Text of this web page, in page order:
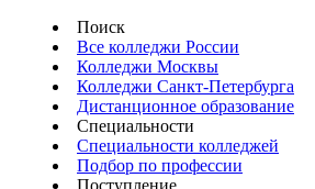
Поиск
Все колледжи России
Колледжи Москвы
Колледжи Санкт-Петербурга
Дистанционное образование
Специальности
Специальности колледжей
Подбор по профессии
Поступление